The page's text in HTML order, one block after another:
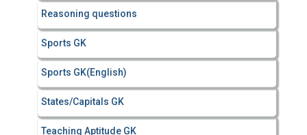
Reasoning questions
Sports GK
Sports GK(English)
States/Capitals GK
Teaching Aptitude GK